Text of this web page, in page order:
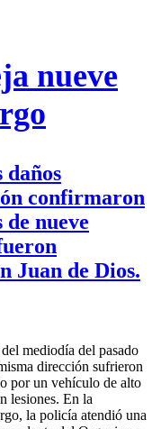
nueve
daños
confirmaron
de nueve
Juan de Dios.
mediodía del pasado
dirección sufrieron
por un vehículo de alto
lesiones. En la
la policía atendió una